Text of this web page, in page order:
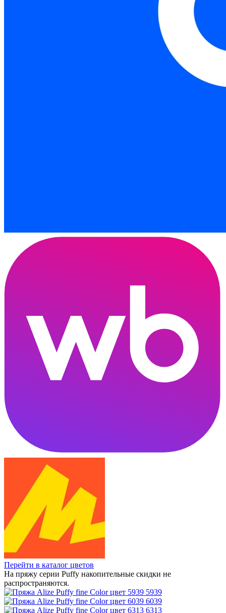
Перейти в каталог цветов
На пряжу серии Puffy накопительные скидки не
распространяются.
5939
6039
6313